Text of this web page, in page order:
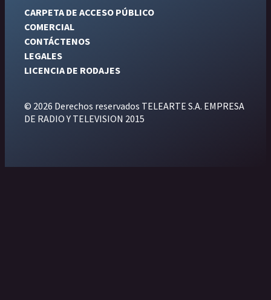
CARPETA DE ACCESO PÚBLICO
COMERCIAL
CONTÁCTENOS
LEGALES
LICENCIA DE RODAJES
© 2026 Derechos reservados TELEARTE S.A. EMPRESA
DE RADIO Y TELEVISION 2015